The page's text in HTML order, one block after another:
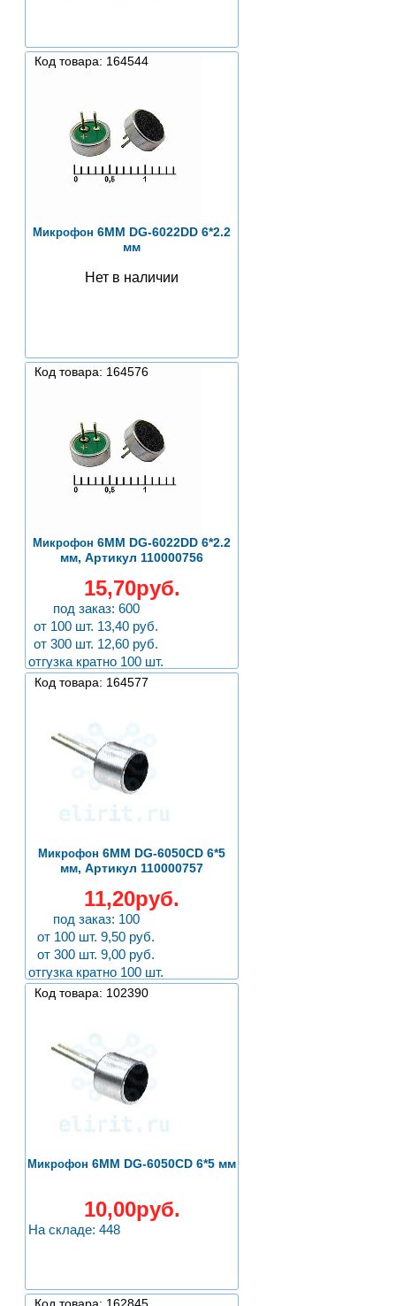
Код товара: 164544
Микрофон 6ММ DG-6022DD 6*2.2
мм
Нет в наличии
Код товара: 164576
Микрофон 6ММ DG-6022DD 6*2.2
мм, Артикул 110000756
15,70руб.
под заказ: 600
от 100 шт. 13,40 руб.
от 300 шт. 12,60 руб.
отгузка кратно 100 шт.
Код товара: 164577
Микрофон 6ММ DG-6050CD 6*5
мм, Артикул 110000757
11,20руб.
под заказ: 100
от 100 шт. 9,50 руб.
от 300 шт. 9,00 руб.
отгузка кратно 100 шт.
Код товара: 102390
Микрофон 6ММ DG-6050CD 6*5 мм
10,00руб.
На складе: 448
Код товара: 162845